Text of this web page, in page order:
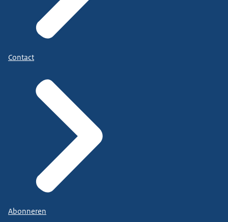
Contact
Abonneren